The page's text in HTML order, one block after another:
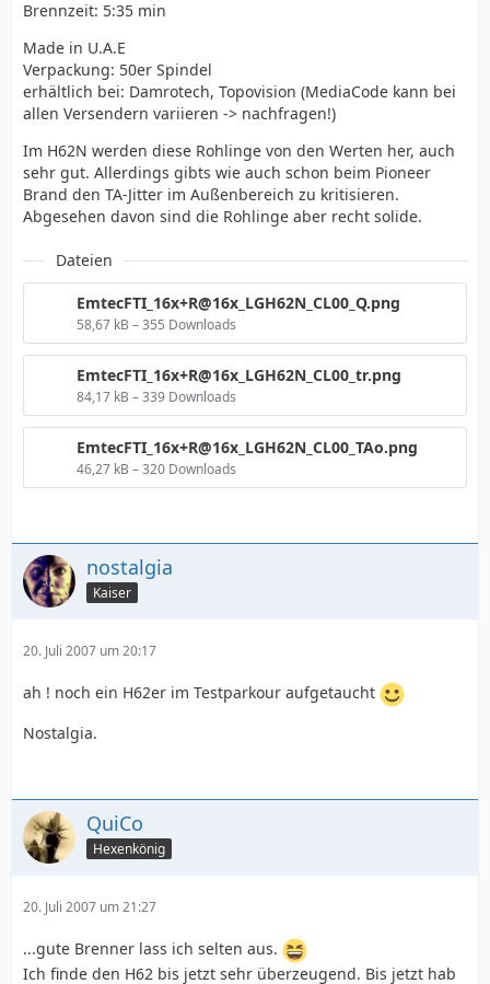
Brennzeit: 5:35 min
Made in U.A.E
Verpackung: 50er Spindel
erhältlich bei: Damrotech, Topovision (MediaCode kann bei
allen Versendern variieren -> nachfragen!)
Im H62N werden diese Rohlinge von den Werten her, auch
sehr gut. Allerdings gibts wie auch schon beim Pioneer
Brand den TA-Jitter im Außenbereich zu kritisieren.
Abgesehen davon sind die Rohlinge aber recht solide.
Dateien
EmtecFTI_16x+R@16x_LGH62N_CL00_Q.png
58,67 kB – 355 Downloads
EmtecFTI_16x+R@16x_LGH62N_CL00_tr.png
84,17 kB – 339 Downloads
EmtecFTI_16x+R@16x_LGH62N_CL00_TAo.png
46,27 kB – 320 Downloads
nostalgia
Kaiser
20. Juli 2007 um 20:17
ah ! noch ein H62er im Testparkour aufgetaucht
Nostalgia.
QuiCo
Hexenkönig
20. Juli 2007 um 21:27
...gute Brenner lass ich selten aus.
Ich finde den H62 bis jetzt sehr überzeugend. Bis jetzt hab